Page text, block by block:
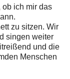
ich mir das
zu sitzen. Wir
singen weiter
und die
Menschen